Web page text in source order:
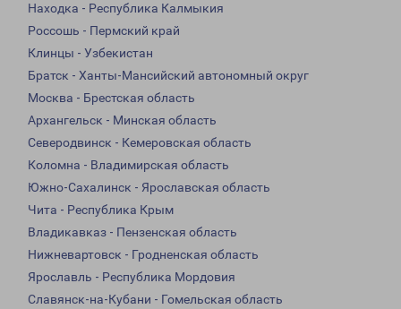
Находка - Республика Калмыкия
Россошь - Пермский край
Клинцы - Узбекистан
Братск - Ханты-Мансийский автономный округ
Москва - Брестская область
Архангельск - Минская область
Северодвинск - Кемеровская область
Коломна - Владимирская область
Южно-Сахалинск - Ярославская область
Чита - Республика Крым
Владикавказ - Пензенская область
Нижневартовск - Гродненская область
Ярославль - Республика Мордовия
Славянск-на-Кубани - Гомельская область